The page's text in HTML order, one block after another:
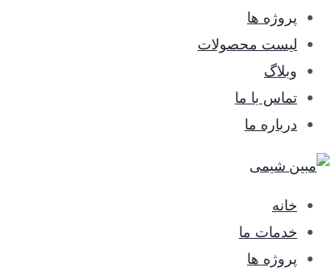
پروژه ها
لیست محصولات
وبلاگ
تماس با ما
درباره ما
خانه
خدمات ما
پروژه ها